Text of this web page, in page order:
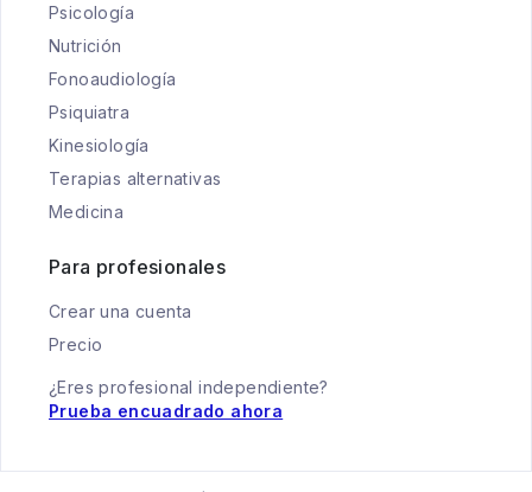
Psicología
Nutrición
Fonoaudiología
Psiquiatra
Kinesiología
Terapias alternativas
Medicina
Para profesionales
Crear una cuenta
Precio
¿Eres profesional independiente?
Prueba encuadrado ahora